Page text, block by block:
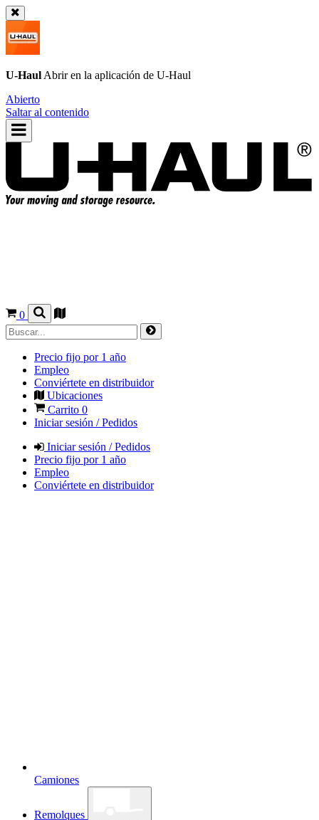
U-Haul Abrir en la aplicación de U-Haul
Abierto
Saltar al contenido
0
Precio fijo por 1 año
Empleo
Conviértete en distribuidor
Ubicaciones
Carrito 0
Iniciar sesión / Pedidos
Iniciar sesión / Pedidos
Precio fijo por 1 año
Empleo
Conviértete en distribuidor
Camiones
Remolques